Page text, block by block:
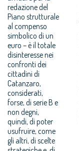
redazione del
Piano strutturale
al compenso
simbolico di un
euro – è il totale
disinteresse nei
confronti dei
cittadini di
Catanzaro,
considerati,
forse, di serie B e
non degni,
quindi, di poter
usufruire, come
gli altri, di scelte